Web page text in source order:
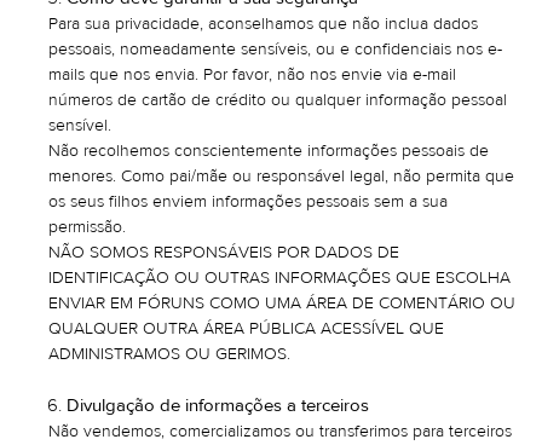
Para sua privacidade, aconselhamos que não inclua dados
pessoais, nomeadamente sensíveis, ou e confidenciais nos e-
mails que nos envia. Por favor, não nos envie via e-mail
números de cartão de crédito ou qualquer informação pessoal
sensível.
Não recolhemos conscientemente informações pessoais de
menores. Como pai/mãe ou responsável legal, não permita que
os seus filhos enviem informações pessoais sem a sua
permissão.
NÃO SOMOS RESPONSÁVEIS POR DADOS DE
IDENTIFICAÇÃO OU OUTRAS INFORMAÇÕES QUE ESCOLHA
ENVIAR EM FÓRUNS COMO UMA ÁREA DE COMENTÁRIO OU
QUALQUER OUTRA ÁREA PÚBLICA ACESSÍVEL QUE
ADMINISTRAMOS OU GERIMOS.
Divulgação de informações a terceiros
Não vendemos, comercializamos ou transferimos para terceiros